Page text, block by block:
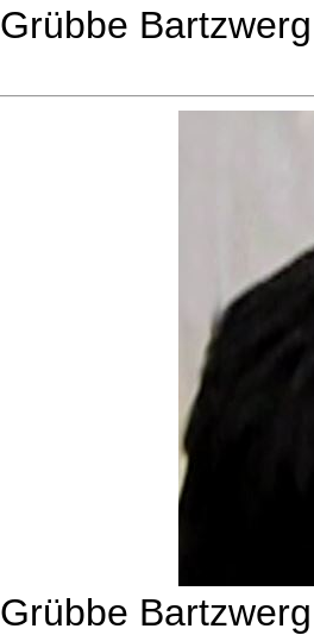
Grübbe
Grübbe